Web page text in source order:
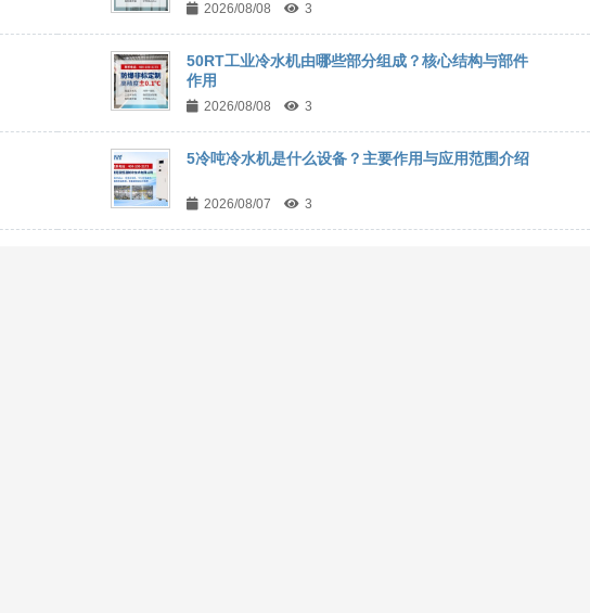
2026/08/08 3
50RT工业冷水机由哪些部分组成？核心结构与部件
作用
2026/08/08 3
5冷吨冷水机是什么设备？主要作用与应用范围介绍
2026/08/07 3